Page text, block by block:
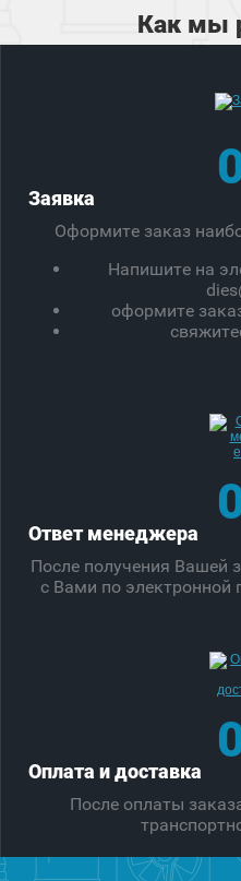
Как мы
Заявка
Оформите заказ
Напишите на
оформите
Ответ менеджера
После получения Вашей
с Вами по электронной
Оплата и доставка
После оплаты